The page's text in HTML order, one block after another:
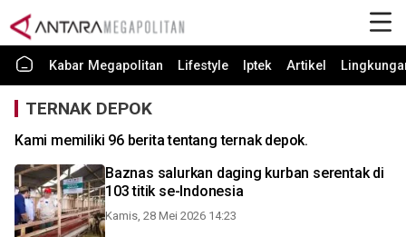
Kabar Megapolitan Lifestyle Iptek Artikel
TERNAK DEPOK
Kami memiliki 96 berita tentang ternak depok.
Baznas salurkan daging kurban serentak di
103 titik se-Indonesia
Kamis, 28 Mei 2026 14:23